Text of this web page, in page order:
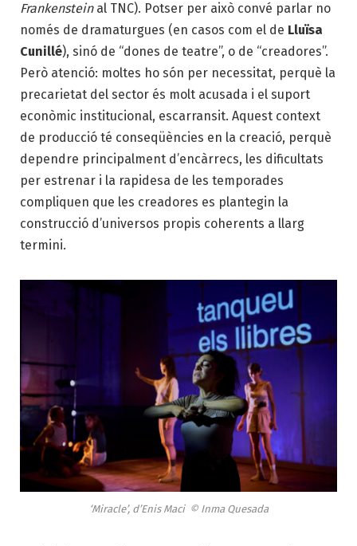
Frankensteinal TNC). Potser per això convé parlar no
només de dramaturgues (en casos com el de Lluïsa
Cunillé), sinó de “dones de teatre”, o de “creadores”.
Però atenció: moltes ho són per necessitat, perquè la
precarietat del sector és molt acusada i el suport
econòmic institucional, escarransit. Aquest context
de producció té conseqüències en la crea­ció, perquè
dependre principalment d’encàrrecs, les dificultats
per estrenar i la rapidesa de les temporades
compliquen que les creadores es plantegin la
construcció d’universos propis coherents a llarg
termini.
‘Miracle’, d’Enis Maci © Inma Quesada